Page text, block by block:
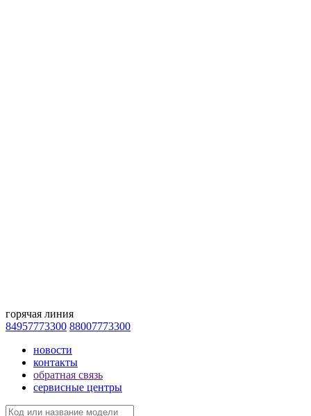
горячая линия
84957773300 88007773300
новости
контакты
обратная связь
сервисные центры